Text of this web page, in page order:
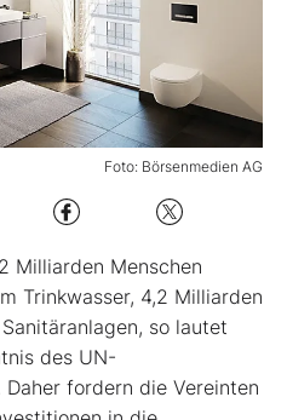
Foto: Börsenmedien AG
Milliarden Menschen
Trinkwasser, 4,2 Milliarden
so lautet
des UN-
fordern die Vereinten